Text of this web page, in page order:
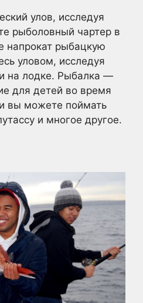
улов, исследуя
рыболовный чартер в
напрокат рыбацкую
уловом, исследуя
на лодке. Рыбалка —
для детей во время
вы можете поймать
и многое другое.